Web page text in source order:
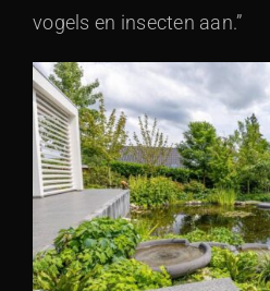
vogels en insecten aan.”